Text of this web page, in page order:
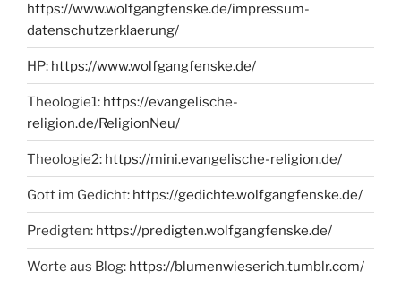
https://www.wolfgangfenske.de/impressum-
datenschutzerklaerung/
HP: https://www.wolfgangfenske.de/
Theologie1: https://evangelische-
religion.de/ReligionNeu/
Theologie2: https://mini.evangelische-religion.de/
Gott im Gedicht: https://gedichte.wolfgangfenske.de/
Predigten: https://predigten.wolfgangfenske.de/
Worte aus Blog: https://blumenwieserich.tumblr.com/